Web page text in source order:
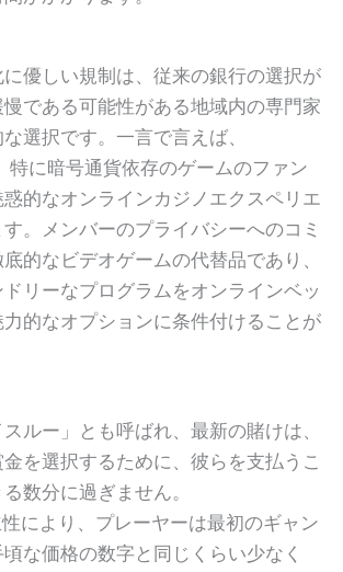
優しい規制は、従来の銀行の選択が
である可能性がある地域内の専門家
選択です。一言で言えば、
特に暗号通貨依存のゲームのファン
的なオンラインカジノエクスペリエ
。メンバーのプライバシーへのコミ
的なビデオゲームの代替品であり、
リーなプログラムをオンラインベッ
的なオプションに条件付けることが
スルー」とも呼ばれ、最新の賭けは、
を選択するために、彼らを支払うこ
数分に過ぎません。
により、プレーヤーは最初のギャン
な価格の数字と同じくらい少なく